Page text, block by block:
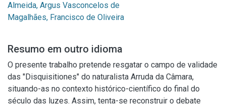
Almeida, Argus Vasconcelos de
Magalhães, Francisco de Oliveira
Resumo em outro idioma
O presente trabalho pretende resgatar o campo de validade
das "Disquisitiones" do naturalista Arruda da Câmara,
situando-as no contexto histórico-científico do final do
século das luzes. Assim, tenta-se reconstruir o debate